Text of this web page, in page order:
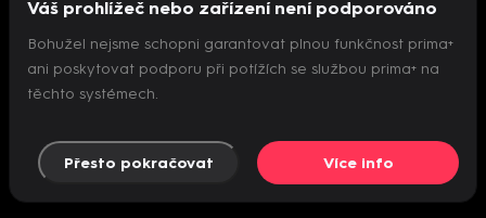
Nepodařilo se inicializovat přehrávač
Váš prohlížeč nebo zařízení není podporováno
Bohužel nejsme schopni garantovat plnou funkčnost prima+
ani poskytovat podporu při potížích se službou prima+ na
těchto systémech.
Přesto pokračovat Více info